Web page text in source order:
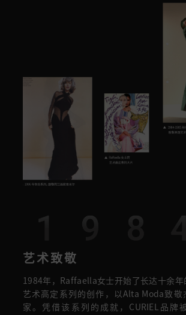
1984
艺术致敬
1984年，Raffaella女士开始了长达十余
艺术高定系列的创作，以Alta Moda致敬
家。凭借该系列的成就，CURIEL品牌